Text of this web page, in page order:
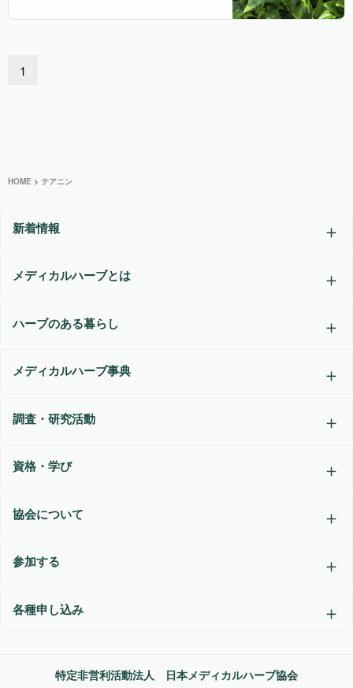
1
HOME > テアニン
新着情報
メディカルハーブとは
ハーブのある暮らし
メディカルハーブ事典
調査・研究活動
資格・学び
協会について
参加する
各種申し込み
特定非営利活動法人 日本メディカルハーブ協会